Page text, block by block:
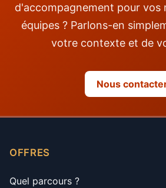
d'accompagnement pour vos
équipes ? Parlons-en
votre contexte et de
Nous
OFFRES
Quel parcours ?